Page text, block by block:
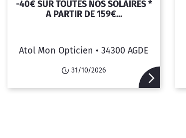
-40€ SUR TOUTES NOS SOLAIRES *
A PARTIR DE 159€...
Atol Mon Opticien • 34300 AGDE
31/10/2026